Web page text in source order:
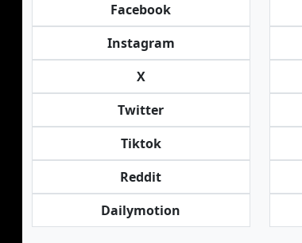
Facebook
Instagram
X
Twitter
Tiktok
Reddit
Dailymotion